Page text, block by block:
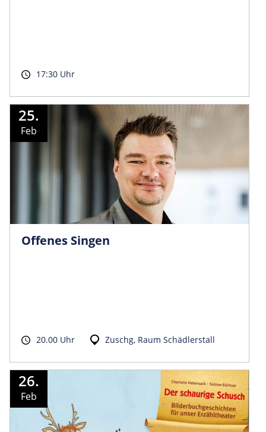
17:30 Uhr
25.
Feb
Offenes Singen
20.00 Uhr Zuschg, Raum Schädlerstall
26.
Feb